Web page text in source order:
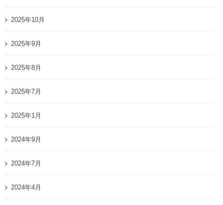
2025年10月
2025年9月
2025年8月
2025年7月
2025年1月
2024年9月
2024年7月
2024年4月